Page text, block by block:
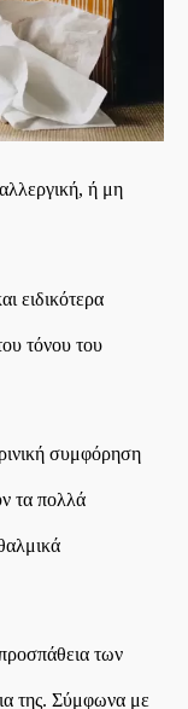
ή μη
ειδικότερα
τόνου του
συμφόρηση
τα πολλά
των
της. Σύμφωνα με